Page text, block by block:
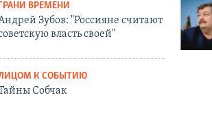
ВРЕМЕНИ
Зубов: "Россияне считают
власть своей"
К СОБЫТИЮ
Собчак